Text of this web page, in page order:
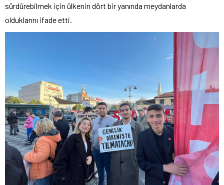
sürdürebilmek için ülkenin dört bir yanında meydanlarda
olduklarını ifade etti.